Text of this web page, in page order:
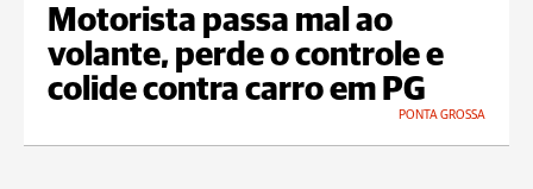
Motorista passa mal ao
volante, perde o controle e
colide contra carro em PG
PONTA GROSSA